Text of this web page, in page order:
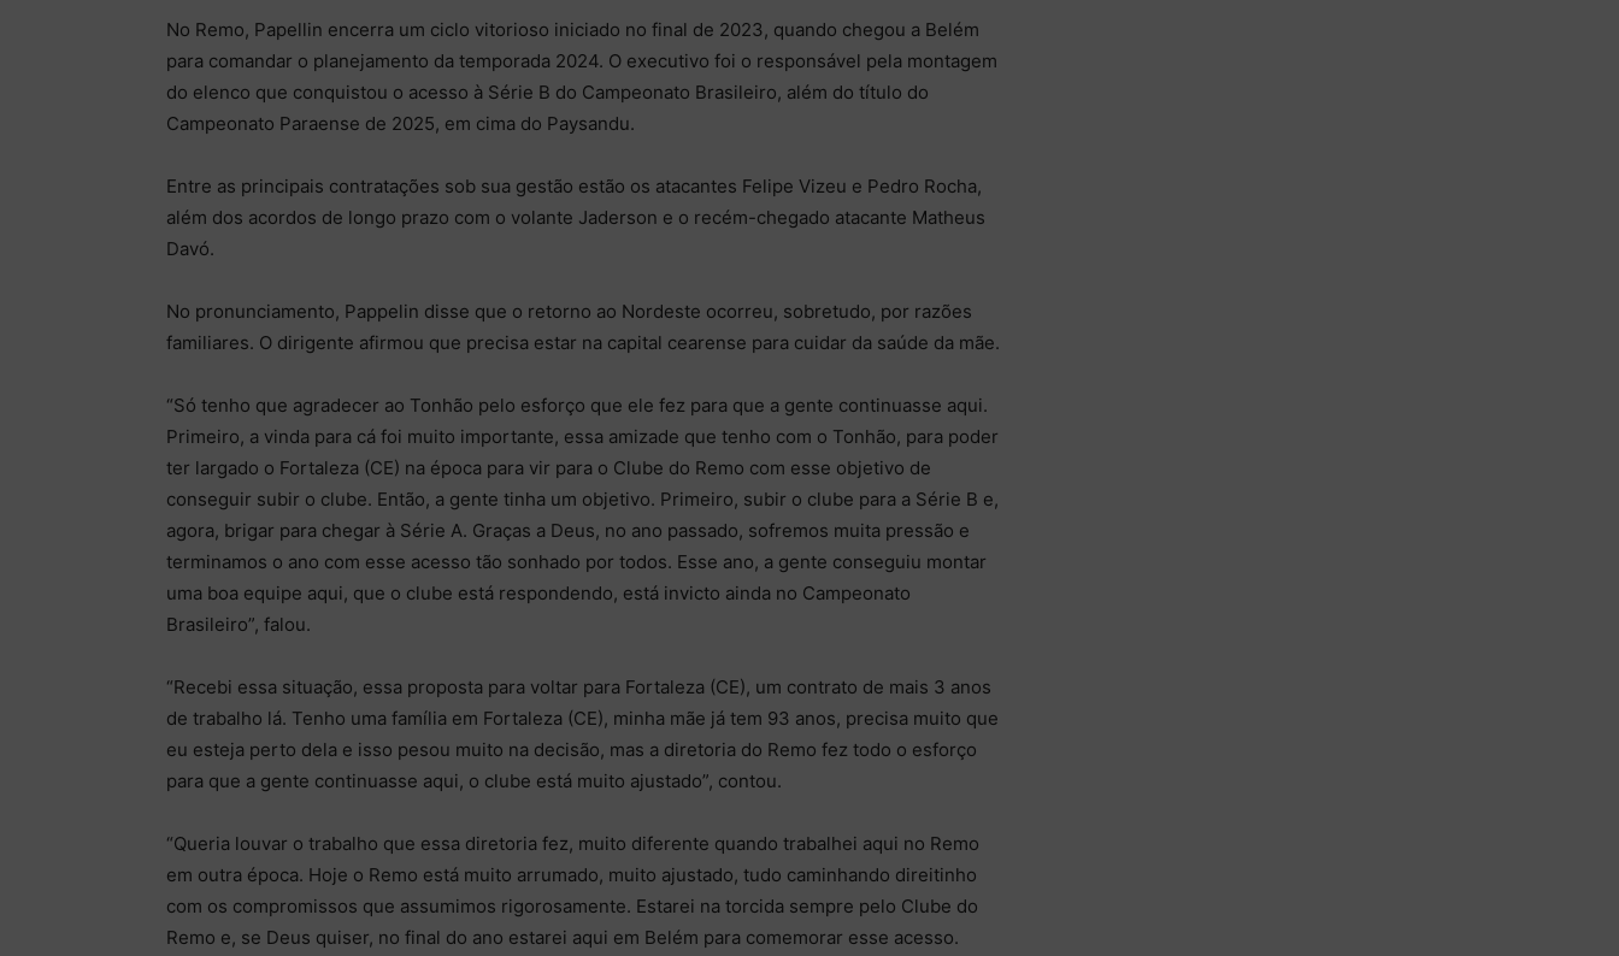
No Remo, Papellin encerra um ciclo vitorioso iniciado no final de 2023, quando chegou a Belém
para comandar o planejamento da temporada 2024. O executivo foi o responsável pela montagem
do elenco que conquistou o acesso à Série B do Campeonato Brasileiro, além do título do
Campeonato Paraense de 2025, em cima do Paysandu.
Entre as principais contratações sob sua gestão estão os atacantes Felipe Vizeu e Pedro Rocha,
além dos acordos de longo prazo com o volante Jaderson e o recém-chegado atacante Matheus
Davó.
No pronunciamento, Pappelin disse que o retorno ao Nordeste ocorreu, sobretudo, por razões
familiares. O dirigente afirmou que precisa estar na capital cearense para cuidar da saúde da mãe.
“Só tenho que agradecer ao Tonhão pelo esforço que ele fez para que a gente continuasse aqui.
Primeiro, a vinda para cá foi muito importante, essa amizade que tenho com o Tonhão, para poder
ter largado o Fortaleza (CE) na época para vir para o Clube do Remo com esse objetivo de
conseguir subir o clube. Então, a gente tinha um objetivo. Primeiro, subir o clube para a Série B e,
agora, brigar para chegar à Série A. Graças a Deus, no ano passado, sofremos muita pressão e
terminamos o ano com esse acesso tão sonhado por todos. Esse ano, a gente conseguiu montar
uma boa equipe aqui, que o clube está respondendo, está invicto ainda no Campeonato
Brasileiro”, falou.
“Recebi essa situação, essa proposta para voltar para Fortaleza (CE), um contrato de mais 3 anos
de trabalho lá. Tenho uma família em Fortaleza (CE), minha mãe já tem 93 anos, precisa muito que
eu esteja perto dela e isso pesou muito na decisão, mas a diretoria do Remo fez todo o esforço
para que a gente continuasse aqui, o clube está muito ajustado”, contou.
“Queria louvar o trabalho que essa diretoria fez, muito diferente quando trabalhei aqui no Remo
em outra época. Hoje o Remo está muito arrumado, muito ajustado, tudo caminhando direitinho
com os compromissos que assumimos rigorosamente. Estarei na torcida sempre pelo Clube do
Remo e, se Deus quiser, no final do ano estarei aqui em Belém para comemorar esse acesso.